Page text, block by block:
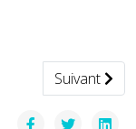
de mars 2018
Article
Suivant